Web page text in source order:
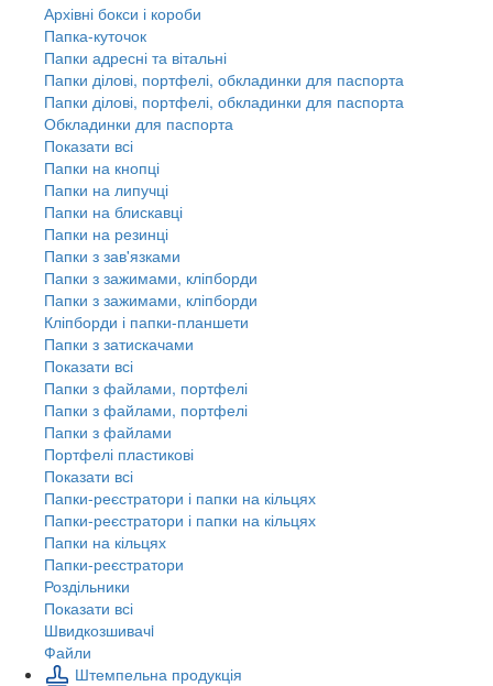
Архівні бокси і короби
Папка-куточок
Папки адресні та вітальні
Папки ділові, портфелі, обкладинки для паспорта
Папки ділові, портфелі, обкладинки для паспорта
Обкладинки для паспорта
Показати всі
Папки на кнопці
Папки на липучці
Папки на блискавці
Папки на резинці
Папки з зав'язками
Папки з зажимами, кліпборди
Папки з зажимами, кліпборди
Кліпборди і папки-планшети
Папки з затискачами
Показати всі
Папки з файлами, портфелі
Папки з файлами, портфелі
Папки з файлами
Портфелі пластикові
Показати всі
Папки-реєстратори і папки на кільцях
Папки-реєстратори і папки на кільцях
Папки на кільцях
Папки-реєстратори
Роздільники
Показати всі
Швидкозшивачi
Файли
Штемпельна продукція